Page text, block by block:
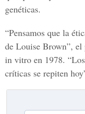
genéticas.
“Pensamos que la
de Louise Brown”,
in vitro en 1978.
críticas se repiten